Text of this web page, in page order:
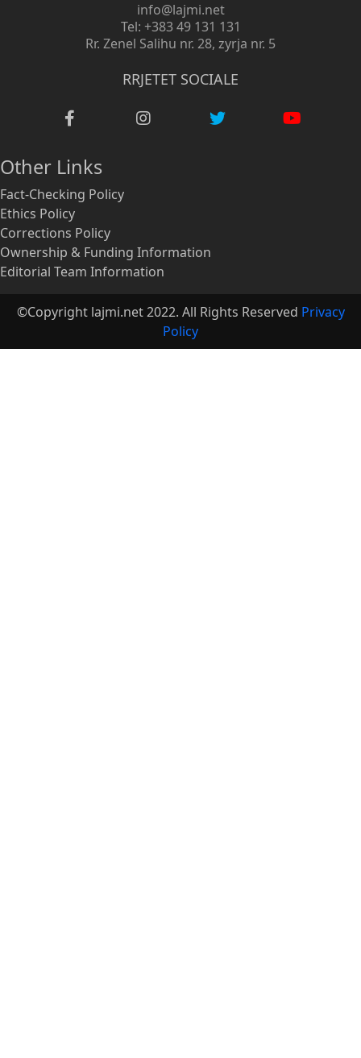
info@lajmi.net
Tel: +383 49 131 131
Rr. Zenel Salihu nr. 28, zyrja nr. 5
RRJETET SOCIALE
Other Links
Fact-Checking Policy
Ethics Policy
Corrections Policy
Ownership & Funding Information
Editorial Team Information
©Copyright lajmi.net 2022. All Rights Reserved Privacy
Policy